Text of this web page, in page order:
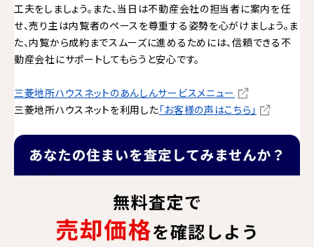
工夫をしましょう。また、当日は不動産会社の担当者に案内を任
せ、売り主は内覧者のペースを尊重する姿勢を心がけましょう。ま
た、内覧から成約までスムーズに進めるためには、信頼できる不
動産会社にサポートしてもらうと安心です。
三菱地所ハウスネットのあんしんサービスメニュー
三菱地所ハウスネットを利用した「お客様の声はこちら」